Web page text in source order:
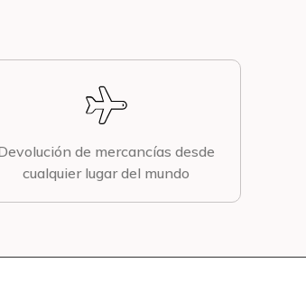
de mercancías desde
cualquier lugar del mundo